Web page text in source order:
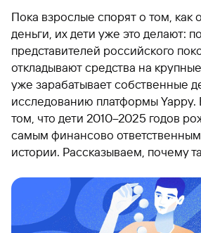
Пока взрослые спорят о том, как
деньги, их дети уже это делают:
представителей российского
откладывают средства на
уже зарабатывает собственные
исследованию платформы Yappy.
том, что дети 2010–2025 годов
самым финансово
истории. Рассказываем, почему